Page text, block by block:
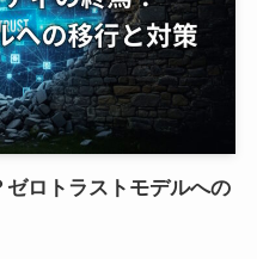
ロトラストモデルへの